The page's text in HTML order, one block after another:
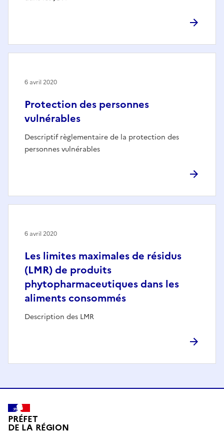
Protection des personnes
vulnérables
Descriptif règlementaire de la protection des
personnes vulnérables
6 avril 2020
Les limites maximales de résidus
(LMR) de produits
phytopharmaceutiques dans les
aliments consommés
Description des LMR
6 avril 2020
PRÉFET
DE LA RÉGION